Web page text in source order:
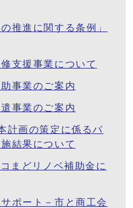
推進に関する条例」
支援事業について
事業のご案内
事業のご案内
計画の策定に係るパ
結果について
まどリノベ補助金に
ポート－市と商工会